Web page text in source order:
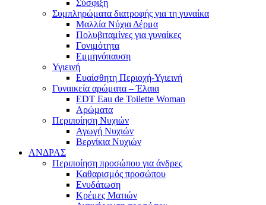
Σύσφιξη
Συμπληρώματα διατροφής για τη γυναίκα
Μαλλία Νύχια Δέρμα
Πολυβιταμίνες για γυναίκες
Γονιμότητα
Εμμηνόπαυση
Υγιεινή
Ευαίσθητη Περιοχή-Υγιεινή
Γυναικεία αρώματα – Έλαια
EDT Eau de Toilette Woman
Αρώματα
Περιποίηση Νυχιών
Αγωγή Νυχιών
Βερνίκια Νυχιών
ΑΝΔΡΑΣ
Περιποίηση προσώπου για άνδρες
Καθαρισμός προσώπου
Ενυδάτωση
Κρέμες Ματιών